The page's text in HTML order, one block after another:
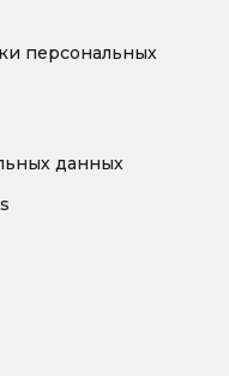
персональных
данных